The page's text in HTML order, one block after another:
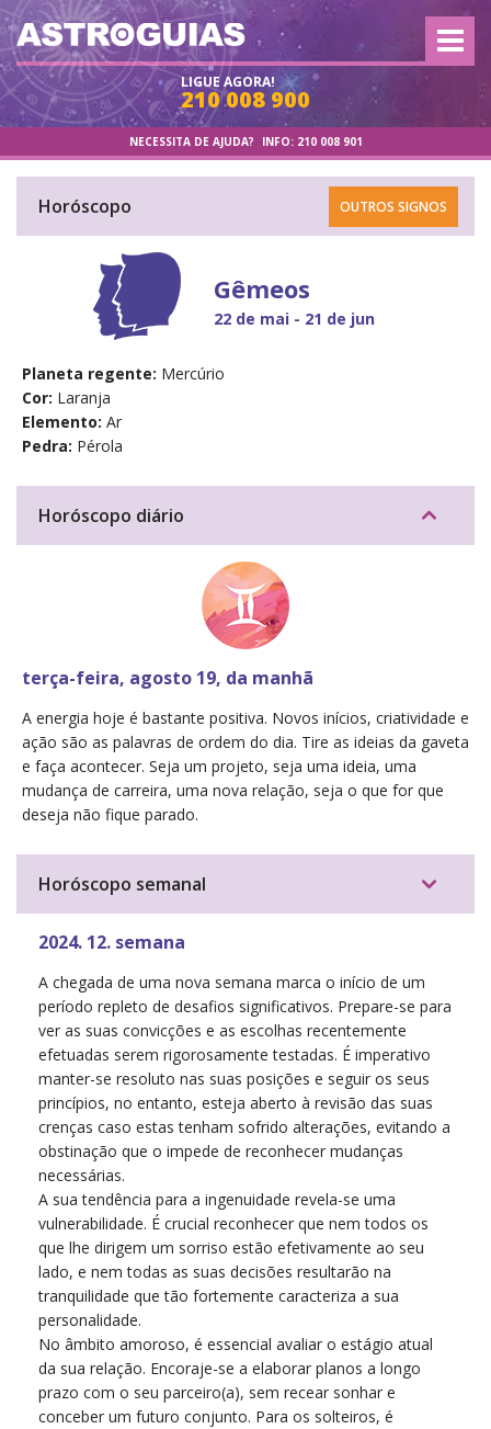
LIGUE AGORA!
210 008 900
NECESSITA DE AJUDA? INFO: 210 008 901
Horóscopo OUTROS SIGNOS
Gêmeos
22 de mai - 21 de jun
Planeta regente: Mercúrio
Cor: Laranja
Elemento: Ar
Pedra: Pérola
Horóscopo diário
terça-feira, agosto 19, da manhã
A energia hoje é bastante positiva. Novos inícios, criatividade e
ação são as palavras de ordem do dia. Tire as ideias da gaveta
e faça acontecer. Seja um projeto, seja uma ideia, uma
mudança de carreira, uma nova relação, seja o que for que
deseja não fique parado.
Horóscopo semanal
2024. 12. semana
A chegada de uma nova semana marca o início de um
período repleto de desafios significativos. Prepare-se para
ver as suas convicções e as escolhas recentemente
efetuadas serem rigorosamente testadas. É imperativo
manter-se resoluto nas suas posições e seguir os seus
princípios, no entanto, esteja aberto à revisão das suas
crenças caso estas tenham sofrido alterações, evitando a
obstinação que o impede de reconhecer mudanças
necessárias.
A sua tendência para a ingenuidade revela-se uma
vulnerabilidade. É crucial reconhecer que nem todos os
que lhe dirigem um sorriso estão efetivamente ao seu
lado, e nem todas as suas decisões resultarão na
tranquilidade que tão fortemente caracteriza a sua
personalidade.
No âmbito amoroso, é essencial avaliar o estágio atual
da sua relação. Encoraje-se a elaborar planos a longo
prazo com o seu parceiro(a), sem recear sonhar e
conceber um futuro conjunto. Para os solteiros, é